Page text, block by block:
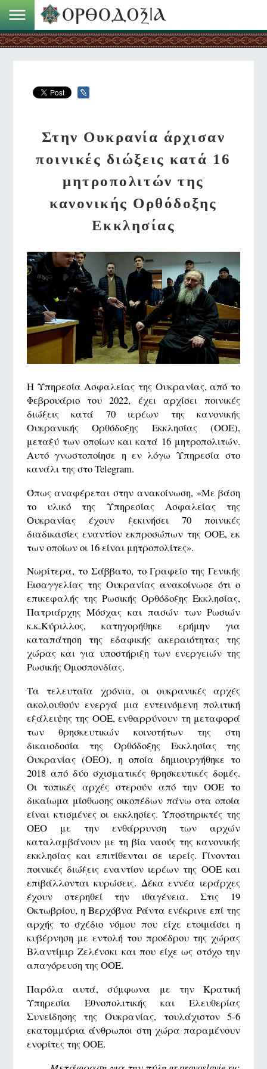
Στην Ουκρανία άρχισαν
ποινικές διώξεις κατά 16
μητροπολιτών της
κανονικής Ορθόδοξης
Εκκλησίας
Η Υπηρεσία Ασφαλείας της Ουκρανίας, από το
Φεβρουάριο του 2022, έχει αρχίσει ποινικές
διώξεις κατά 70 ιερέων της κανονικής
Ουκρανικής Ορθόδοξης Εκκλησίας (ΟΟΕ),
μεταξύ των οποίων και κατά 16 μητροπολιτών.
Αυτό γνωστοποίησε η εν λόγω Υπηρεσία στο
κανάλι της στο Telegram.
Όπως αναφέρεται στην ανακοίνωση, «Με βάση
το υλικό της Υπηρεσίας Ασφαλείας της
Ουκρανίας έχουν ξεκινήσει 70 ποινικές
διαδικασίες εναντίον εκπροσώπων της ΟΟΕ, εκ
των οποίων οι 16 είναι μητροπολίτες».
Νωρίτερα, το Σάββατο, το Γραφείο της Γενικής
Εισαγγελίας της Ουκρανίας ανακοίνωσε ότι ο
επικεφαλής της Ρωσικής Ορθόδοξης Εκκλησίας,
Πατριάρχης Μόσχας και πασών των Ρωσιών
κ.κ.Κύριλλος, κατηγορήθηκε ερήμην για
καταπάτηση της εδαφικής ακεραιότητας της
χώρας και για υποστήριξη των ενεργειών της
Ρωσικής Ομοσπονδίας.
Τα τελευταία χρόνια, οι ουκρανικές αρχές
ακολουθούν ενεργά μια εντεινόμενη πολιτική
εξάλειψης της ΟΟΕ, ενθαρρύνουν τη μεταφορά
των θρησκευτικών κοινοτήτων της στη
δικαιοδοσία της Ορθόδοξης Εκκλησίας της
Ουκρανίας (ΟΕΟ), η οποία δημιουργήθηκε το
2018 από δύο σχισματικές θρησκευτικές δομές.
Οι τοπικές αρχές στερούν από την ΟΟΕ το
δικαίωμα μίσθωσης οικοπέδων πάνω στα οποία
είναι κτισμένες οι εκκλησίες. Υποστηρικτές της
ΟΕΟ με την ενθάρρυνση των αρχών
καταλαμβάνουν με τη βία ναούς της κανονικής
εκκλησίας και επιτίθενται σε ιερείς. Γίνονται
ποινικές διώξεις εναντίον ιερέων της ΟΟΕ και
επιβάλλονται κυρώσεις. Δέκα εννέα ιεράρχες
έχουν στερηθεί την ιθαγένεια. Στις 19
Οκτωβρίου, η Βερχόβνα Ράντα ενέκρινε επί της
αρχής το σχέδιο νόμου που είχε ετοιμάσει η
κυβέρνηση με εντολή του προέδρου της χώρας
Βλαντίμιρ Ζελένσκι και που είχε ως στόχο την
απαγόρευση της ΟΟΕ.
Παρόλα αυτά, σύμφωνα με την Κρατική
Υπηρεσία Εθνοπολιτικής και Ελευθερίας
Συνείδησης της Ουκρανίας, τουλάχιστον 5-6
εκατομμύρια άνθρωποι στη χώρα παραμένουν
ενορίτες της ΟΟΕ.